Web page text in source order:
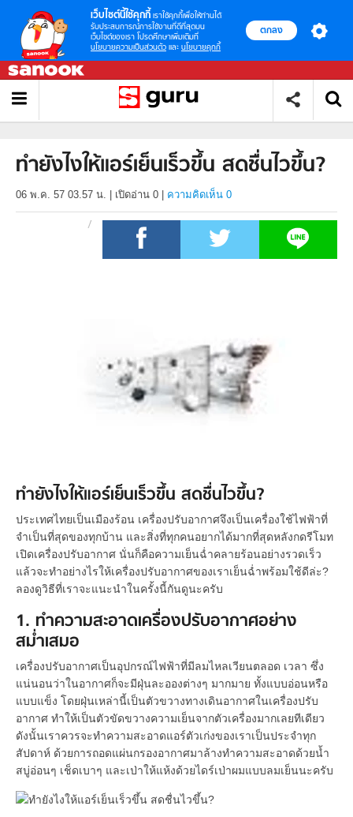
เว็บไซต์นี้ใช้คุกกี้ เราใช้คุกกี้เพื่อให้ท่านได้
รับประสบการณ์การใช้งานที่ดีที่สุดบน
เว็บไซต์ของเรา โปรดศึกษาเพิ่มเติมที่
นโยบายความเป็นส่วนตัว และ นโยบายคุกกี้
ตกลง
ทำยังไงให้แอร์เย็นเร็วขึ้น สดชื่นไวขึ้น?
06 พ.ค. 57 03.57 น. เปิดอ่าน 0 ความคิดเห็น 0
ทำยังไงให้แอร์เย็นเร็วขึ้น สดชื่นไวขึ้น?
ประเทศไทยเป็นเมืองร้อน เครื่องปรับอากาศจึงเป็นเครื่องใช้ไฟฟ้าที่
จำเป็นที่สุดของทุกบ้าน และสิ่งที่ทุกคนอยากได้มากที่สุดหลังกดรีโมท
เปิดเครื่องปรับอากาศ นั่นก็คือความเย็นฉ่ำคลายร้อนอย่างรวดเร็ว
แล้วจะทำอย่างไรให้เครื่องปรับอากาศของเราเย็นฉ่ำพร้อมใช้ดีล่ะ?
ลองดูวิธีที่เราจะแนะนำในครั้งนี้กันดูนะครับ
1. ทำความสะอาดเครื่องปรับอากาศอย่าง
สม่ำเสมอ
เครื่องปรับอากาศเป็นอุปกรณ์ไฟฟ้าที่มีลมไหลเวียนตลอด เวลา ซึ่ง
แน่นอนว่าในอากาศก็จะมีฝุ่นละอองต่างๆ มากมาย ทั้งแบบอ่อนหรือ
แบบแข็ง โดยฝุ่นเหล่านี้เป็นตัวขวางทางเดินอากาศในเครื่องปรับ
อากาศ ทำให้เป็นตัวขัดขวางความเย็นจากตัวเครื่องมากเลยทีเดียว
ดังนั้นเราควรจะทำความสะอาดแอร์ตัวเก่งของเราเป็นประจำทุก
สัปดาห์ ด้วยการถอดแผ่นกรองอากาศมาล้างทำความสะอาดด้วยน้ำ
สบู่อ่อนๆ เช็ดเบาๆ และเป่าให้แห้งด้วยไดร์เป่าผมแบบลมเย็นนะครับ